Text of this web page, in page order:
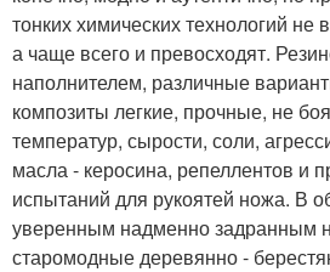
тонких химических технологий не
а чаще всего и превосходят.
наполнителем, различные
композиты легкие, прочные, не
температур, сырости, соли,
масла - керосина, репеллентов и
испытаний для рукоятей ножа. В
уверенным надменно задранным
старомодные деревянно -